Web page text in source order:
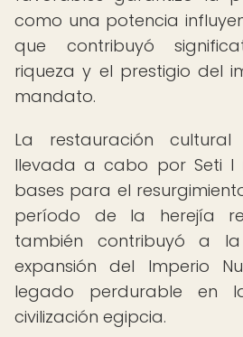
como una potencia
que contribuyó
riqueza y el prestigio del
mandato.
La restauración cultural
llevada a cabo por Seti I
bases para el
período de la herejía
también contribuyó a
expansión del Imperio
legado perdurable en
civilización egipcia.